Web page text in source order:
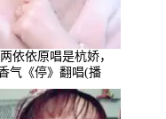
依依原唱是杭娇，
气《停》翻唱(播